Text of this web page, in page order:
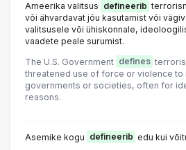
Ameerika valitsus defineerib
või ähvardavat jõu kasutamist või
valitsusele või ühiskonnale,
vaadete peale surumist.
The U.S. Government defines
threatened use of force or violence to
governments or societies, often for
reasons.
Asemike kogu defineerib edu kui